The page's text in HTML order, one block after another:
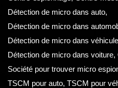
Détection de micro dans auto,
Détection de micro dans
Détection de micro dans véhicule
Détection de micro dans voiture,
Société pour trouver micro
TSCM pour auto, TSCM pour